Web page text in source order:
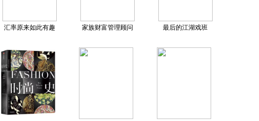
汇率原来如此有趣 家族财富管理顾问 最后的江湖戏班